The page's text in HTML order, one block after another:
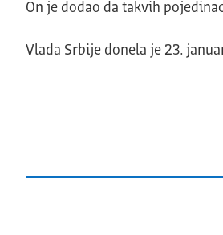
On je dodao da takvih
Vlada Srbije donela je 23.